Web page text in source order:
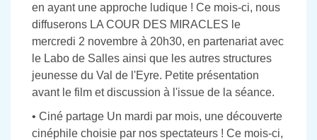
en ayant une approche ludique ! Ce mois-ci, nous
diffuserons LA COUR DES MIRACLES le
mercredi 2 novembre à 20h30, en partenariat avec
le Labo de Salles ainsi que les autres structures
jeunesse du Val de l'Eyre. Petite présentation
avant le film et discussion à l'issue de la séance.
• Ciné partage Un mardi par mois, une découverte
cinéphile choisie par nos spectateurs ! Ce mois-ci,